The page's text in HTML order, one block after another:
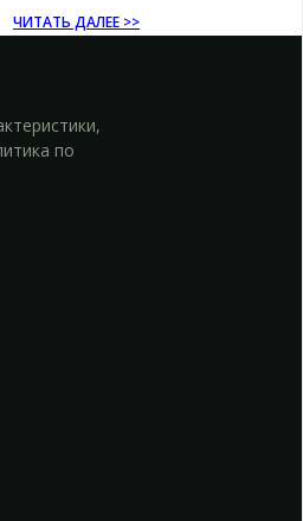
ЧИТАТЬ ДАЛЕЕ >>
по